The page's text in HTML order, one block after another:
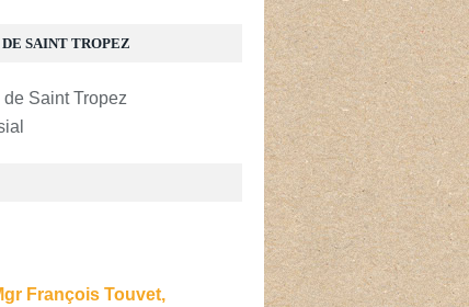
DE SAINT TROPEZ
François Touvet,